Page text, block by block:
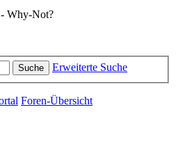
Why-Not?
Suche Erweiterte Suche
Foren-Übersicht